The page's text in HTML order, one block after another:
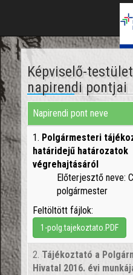
Képviselő-
napirendi pontjai
Napirendi pont neve
1. Polgármesteri
határidejű határozatok
végrehajtásáról
Előterjesztő neve:
polgármester
Feltöltött fájlok:
1-polg.tajekoztato.PDF
2. Tájékoztató a
Hivatal 2016. évi